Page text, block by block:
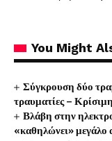
You Might
Σύγκρουση δύο
τραυματίες –
Βλάβη στην
«καθηλώνει» μεγάλο